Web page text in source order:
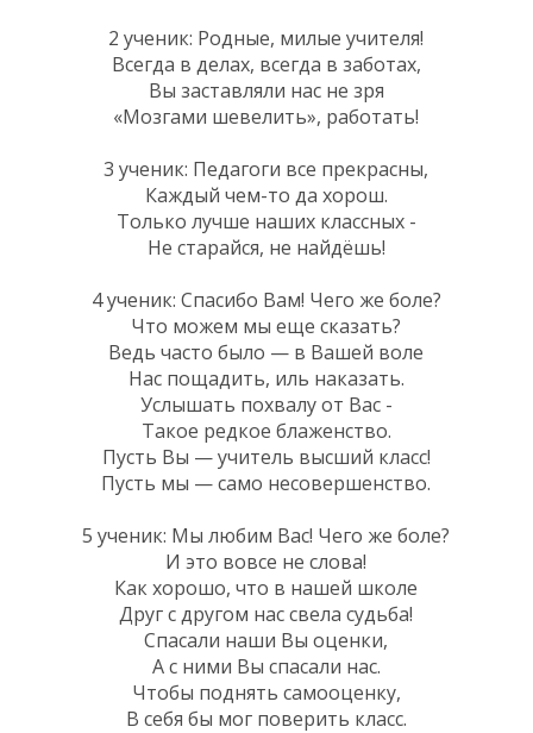
2 ученик: Родные, милые учителя!
Всегда в делах, всегда в заботах,
Вы заставляли нас не зря
«Мозгами шевелить», работать!
3 ученик: Педагоги все прекрасны,
Каждый чем-то да хорош.
Только лучше наших классных -
Не старайся, не найдёшь!
4 ученик: Спасибо Вам! Чего же боле?
Что можем мы еще сказать?
Ведь часто было — в Вашей воле
Нас пощадить, иль наказать.
Услышать похвалу от Вас -
Такое редкое блаженство.
Пусть Вы — учитель высший класс!
Пусть мы — само несовершенство.
5 ученик: Мы любим Вас! Чего же боле?
И это вовсе не слова!
Как хорошо, что в нашей школе
Друг с другом нас свела судьба!
Спасали наши Вы оценки,
А с ними Вы спасали нас.
Чтобы поднять самооценку,
В себя бы мог поверить класс.